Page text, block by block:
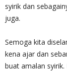
syirik dan
juga.
Semoga kita
kena ajar dan
buat amalan syirik.